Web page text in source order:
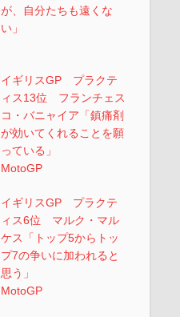
が、自分たちも遠くな
い」
イギリスGP プラクテ
ィス13位 フランチェス
コ・バニャイア「鎮痛剤
が効いてくれることを願
っている」
MotoGP
イギリスGP プラクテ
ィス6位 マルク・マル
ケス「トップ5からトッ
プ7の争いに加われると
思う」
MotoGP